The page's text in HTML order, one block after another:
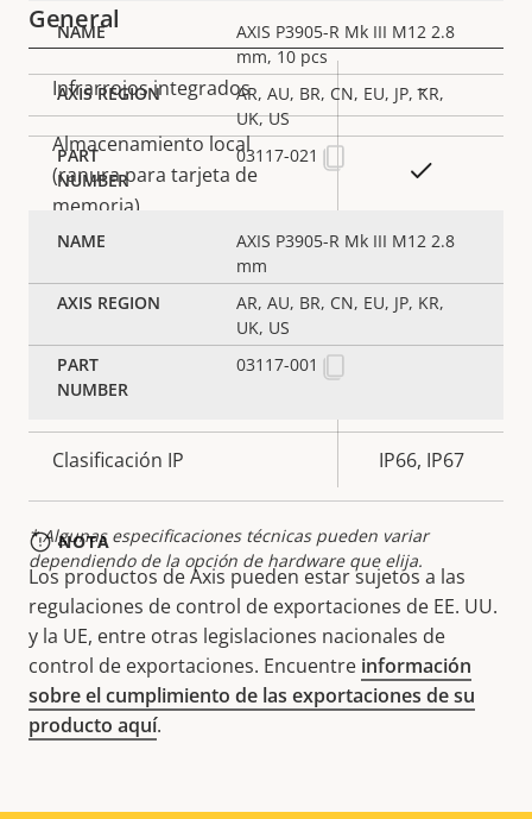
General
Descripción
de
propiedad
Valor de
la
propiedad
Infrarrojos integrados –
Almacenamiento local
(ranura para tarjeta de
memoria)
funcionamiento
-30 to 55 °C
Preparada para exterior –
Clasificación de vandalismo
Clasificación IP IP66, IP67
* Algunas especificaciones técnicas pueden variar
dependiendo de la opción de hardware que elija.
AXIS P3905-R Mk III M12 2.8
mm, 10 pcs
AR, AU, BR, CN, EU, JP, KR,
UK, US
03117-021
AXIS P3905-R Mk III M12 2.8
mm
AR, AU, BR, CN, EU, JP, KR,
UK, US
03117-001
NOTA
Los productos de Axis pueden estar sujetos a las
regulaciones de control de exportaciones de EE. UU.
y la UE, entre otras legislaciones nacionales de
control de exportaciones. Encuentre información
sobre el cumplimiento de las exportaciones de su
producto aquí.